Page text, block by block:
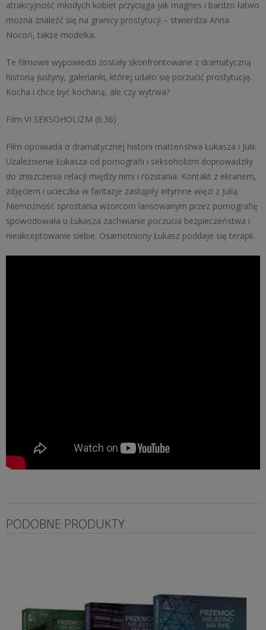
atrakcyjność młodych kobiet przyciąga jak magnes i bardzo łatwo
można znaleźć się na granicy prostytucji – stwierdza Anna
Nocoń, także modelka.
Te filmowe wypowiedzi zostały skonfrontowane z dramatyczną
historią Justyny, galerianki, której udało się porzucić prostytucję.
Kocha i chce być kochaną, ale czy wytrwa?
Film VI SEKSOHOLIZM (6.36)
Film opowiada o dramatycznej historii małżeństwa Łukasza i Julii.
Uzależnienie Łukasza od pornografii i seksoholizm doprowadziły
do zniszczenia relacji między nimi i rozstania. Kontakt z ekranem,
zdjęciem i ucieczka w fantazje zastąpiły intymne więzi z Julią.
Niemożność sprostania wzorcom lansowanym przez pornografię
spowodowała u Łukasza zachwianie poczucia bezpieczeństwa i
nieakceptowanie siebie. Osamotniony Łukasz poddaje się terapii.
PODOBNE PRODUKTY